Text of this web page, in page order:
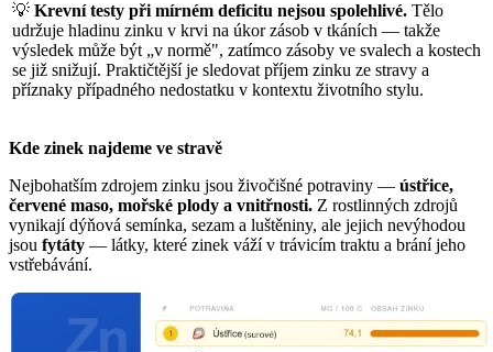
💡 Krevní testy při mírném deficitu nejsou spolehlivé. Tělo
udržuje hladinu zinku v krvi na úkor zásob v tkáních — takže
výsledek může být „v normě", zatímco zásoby ve svalech a kostech
se již snižují. Praktičtější je sledovat příjem zinku ze stravy a
příznaky případného nedostatku v kontextu životního stylu.
Kde zinek najdeme ve stravě
Nejbohatším zdrojem zinku jsou živočišné potraviny — ústřice,
červené maso, mořské plody a vnitřnosti. Z rostlinných zdrojů
vynikají dýňová semínka, sezam a luštěniny, ale jejich nevýhodou
jsou fytáty — látky, které zinek váží v trávicím traktu a brání jeho
vstřebávání.